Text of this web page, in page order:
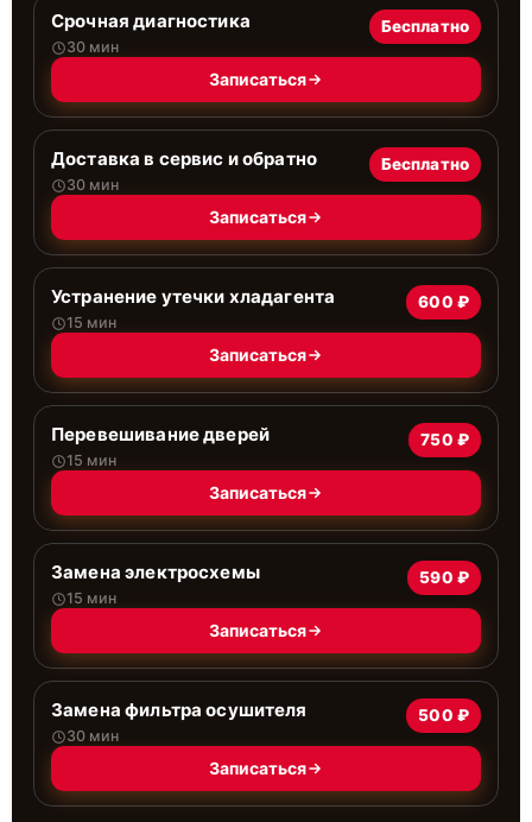
Срочная диагностика
30 мин
Бесплатно
Записаться
Доставка в сервис и обратно
30 мин
Бесплатно
Записаться
Устранение утечки хладагента
15 мин
600 ₽
Записаться
Перевешивание дверей
15 мин
750 ₽
Записаться
Замена электросхемы
15 мин
590 ₽
Записаться
Замена фильтра осушителя
30 мин
500 ₽
Записаться